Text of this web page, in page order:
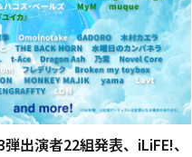
出演者22組発表、iLiFE!、